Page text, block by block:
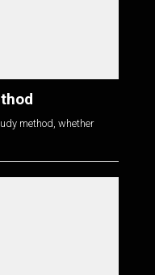
method, whether